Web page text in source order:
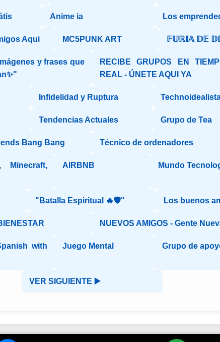
Anime ia Los
Aqui MC5PUNK ART 𝔽𝕌ℝ𝕀𝔸 𝔻𝔼
y frases que
RECIBE GRUPOS EN
REAL - ÚNETE AQUI YA
Infidelidad y Ruptura
Tendencias Actuales Grupo de Tea
Bang Bang Técnico de ordenadores
Minecraft,
AIRBNB Mundo
"Batalla Espiritual 🔥🛡️" Los buenos
NUEVOS AMIGOS - Gente
with
Juego Mental Grupo de
VER SIGUIENTE ▶️